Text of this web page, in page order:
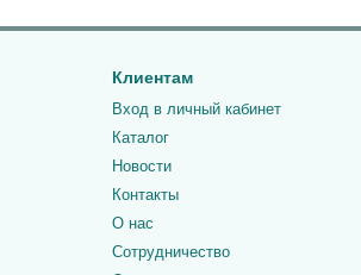
Клиентам
Вход в личный кабинет
Каталог
Новости
Контакты
О нас
Сотрудничество